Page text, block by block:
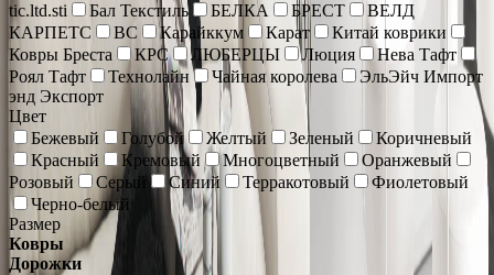
tic.ltd.sti
Бал Текстиль БЕЛКА БРЕСТ
ВЕЛД
КАРПЕТС
ВС Карайккум Карат
Китай коврики
Ковры Бреста
КРС ЛЮБЕРЦЫ Люция
Нева Тафт
Роял Тафт
Технолайн Чайная королева
ЭльЭйч Импорт
энд Экспорт
Цвет
Бежевый
Голубой Желтый Зеленый
Коричневый
Красный
Кремовый Многоцветный
Оранжевый
Розовый
Серый Синий Терракотовый
Фиолетовый
Черно-белый
Размер
Ковры
Дорожки